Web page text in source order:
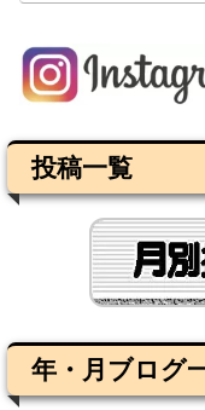
投稿一覧
年・月ブログ